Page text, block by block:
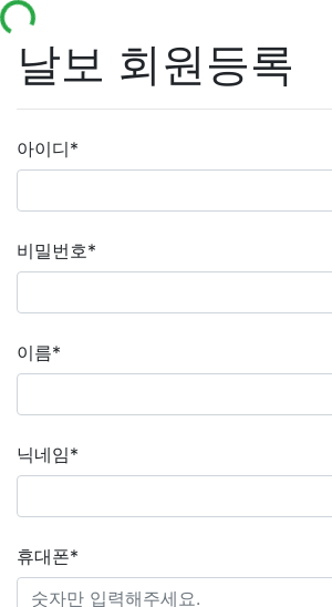
날보 회원등록
아이디*
비밀번호*
이름*
닉네임*
휴대폰*